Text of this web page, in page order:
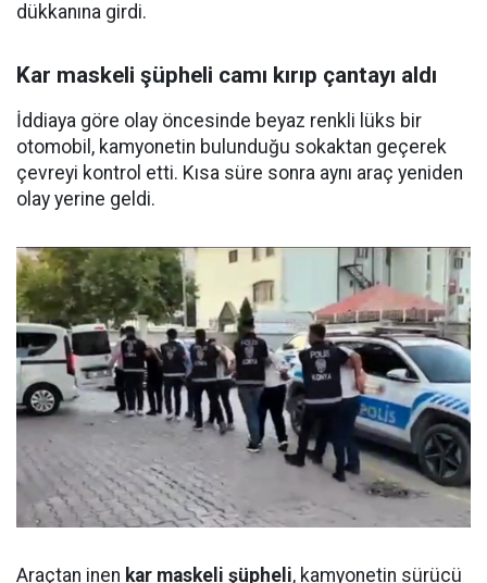
dükkanına girdi.
Kar maskeli şüpheli camı kırıp çantayı aldı
İddiaya göre olay öncesinde beyaz renkli lüks bir
otomobil, kamyonetin bulunduğu sokaktan geçerek
çevreyi kontrol etti. Kısa süre sonra aynı araç yeniden
olay yerine geldi.
Araçtan inen kar maskeli şüpheli, kamyonetin sürücü